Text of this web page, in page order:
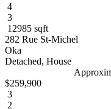
4
3
12985 sqft
282 Rue St-Michel
Oka
Detached, House
$259,900
3
2